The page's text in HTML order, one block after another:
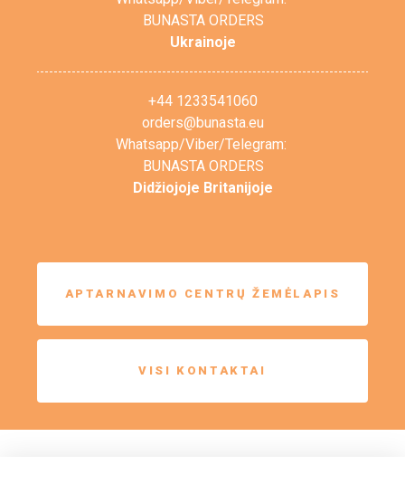
BUNASTA ORDERS
Ukrainoje
+44 1233541060
orders@bunasta.eu
Whatsapp/Viber/Telegram:
BUNASTA ORDERS
Didžiojoje Britanijoje
APTARNAVIMO CENTRŲ ŽEMĖLAPIS
VISI KONTAKTAI